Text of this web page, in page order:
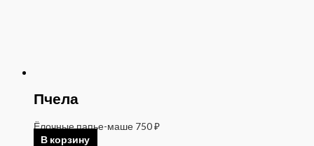
Пчела
Ёлочные папье-маше 750₽
В корзину